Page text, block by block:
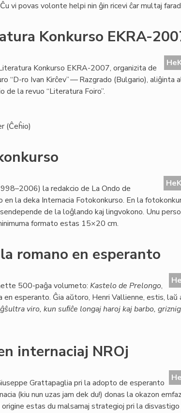
vi povas volonte helpi nin ĝin ricevi ĉar multaj
Konkurso EKRA-
Konkurso EKRA-2007, organizita de
“D-ro Ivan Kirĉev” — Razgrado (Bulgario), aliĝinta
de la revuo “Literatura Foiro”.
(Ĉeĥio)
la redakcio de La Ondo de
la deka Internacia Fotokonkurso. En la
de la loĝlando kaj lingvokono. Unu
formato estas 15×20 cm.
romano en esperanto
500-paĝa volumeto: Kastelo de Prelongo,
en esperanto. Ĝia aŭtoro, Henri Vallienne, estis,
viro, kun suﬁĉe longaj haroj kaj barbo,
internaciaj NROj
Grattapaglia pri la adopto de esperanto
(kiu nun uzas jam dek du!) donas la okazon
origine estas du malsamaj strategioj pri la